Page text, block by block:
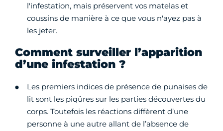
l'infestation, mais préservent vos matelas et
coussins de manière à ce que vous n'ayez pas à
les jeter.
Comment surveiller l’apparition
d’une infestation ?
Les premiers indices de présence de punaises de
lit sont les piqûres sur les parties découvertes du
corps. Toutefois les réactions diffèrent d’une
personne à une autre allant de l’absence de